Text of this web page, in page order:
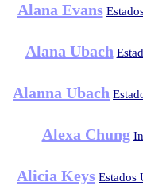
Alana Evans
Alana Ubach
Alanna Ubach
Alexa Chung
Alicia Keys Estados